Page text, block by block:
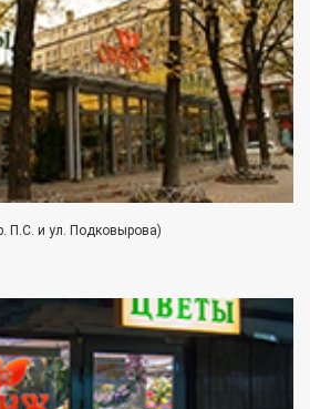
П.С. и ул. Подковырова)